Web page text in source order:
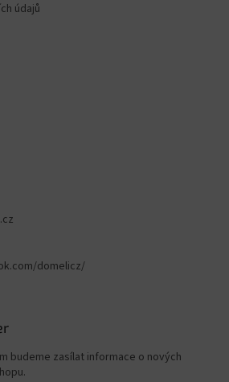
údajů
domelicz/
budeme zasílat informace o nových